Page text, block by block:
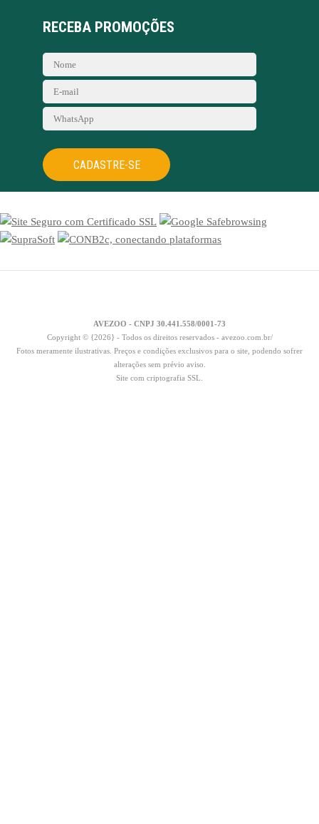
RECEBA PROMOÇÕES
CADASTRE-SE
AVEZOO - CNPJ 30.441.558/0001-73
Copyright © {2026} - Todos os direitos reservados - avezoo.com.br/
Fotos meramente ilustrativas. Preços e condições exclusivos para o site, podendo sofrer
alterações sem prévio aviso.
Site com criptografia SSL.